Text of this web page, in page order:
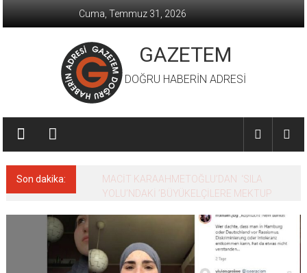
Cuma, Temmuz 31, 2026
GAZETEM
DOĞRU HABERİN ADRESİ
Son dakika:
MACİT KARAAHMETOĞLU’DAN ‘SILA
YOLU’NDAKİ ’BÜYÜKELÇİLERE MEKTUP